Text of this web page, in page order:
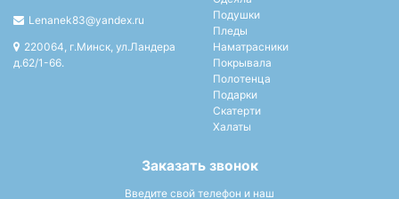
Lenanek83@yandex.ru
220064, г.Минск, ул.Ландера
д.62/1-66.
Подушки
Пледы
Наматрасники
Покрывала
Полотенца
Подарки
Скатерти
Халаты
Заказать звонок
Введите свой телефон и наш